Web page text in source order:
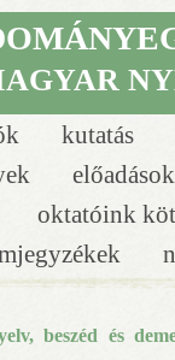
kutatás
oktatóink
beszéd és